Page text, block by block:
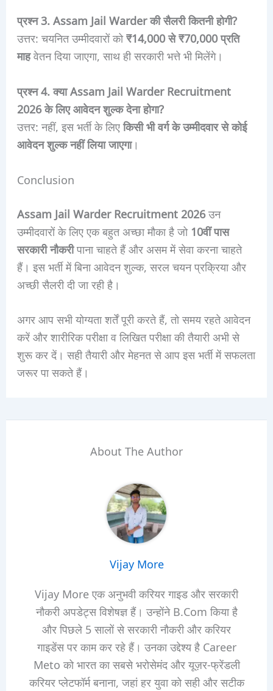
प्रश्न 3. Assam Jail Warder की सैलरी कितनी होगी?
उत्तर: चयनित उम्मीदवारों को₹14,000 से ₹70,000 प्रति
माहवेतन दिया जाएगा, साथ ही सरकारी भत्ते भी मिलेंगे।
प्रश्न 4. क्या Assam Jail Warder Recruitment
2026 के लिए आवेदन शुल्क देना होगा?
उत्तर: नहीं, इस भर्ती के लिएकिसी भी वर्ग के उम्मीदवार से कोई
आवेदन शुल्क नहीं लिया जाएगा।
Conclusion
Assam Jail Warder Recruitment 2026उन
उम्मीदवारों के लिए एक बहुत अच्छा मौका है जो10वीं पास
सरकारी नौकरीपाना चाहते हैं और असम में सेवा करना चाहते
हैं। इस भर्ती में बिना आवेदन शुल्क, सरल चयन प्रक्रिया और
अच्छी सैलरी दी जा रही है।
अगर आप सभी योग्यता शर्तें पूरी करते हैं, तो समय रहते आवेदन
करें और शारीरिक परीक्षा व लिखित परीक्षा की तैयारी अभी से
शुरू कर दें। सही तैयारी और मेहनत से आप इस भर्ती में सफलता
जरूर पा सकते हैं।
About The Author
Vijay More
Vijay More एक अनुभवी करियर गाइड और सरकारी
नौकरी अपडेट्स विशेषज्ञ हैं। उन्होंने B.Com किया है
और पिछले 5 सालों से सरकारी नौकरी और करियर
गाइडेंस पर काम कर रहे हैं। उनका उद्देश्य है Career
Meto को भारत का सबसे भरोसेमंद और यूज़र-फ्रेंडली
करियर प्लेटफॉर्म बनाना, जहां हर युवा को सही और सटीक